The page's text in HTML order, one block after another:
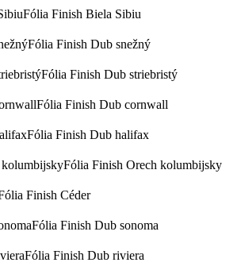
Fólia Finish Biela Sibiu
Fólia Finish Dub snežný
Fólia Finish Dub striebristý
Fólia Finish Dub cornwall
Fólia Finish Dub halifax
Fólia Finish Orech kolumbijsky
Finish Céder
Fólia Finish Dub sonoma
Fólia Finish Dub riviera